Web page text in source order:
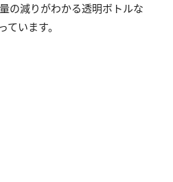
の減りがわかる透明ボトルな
います。